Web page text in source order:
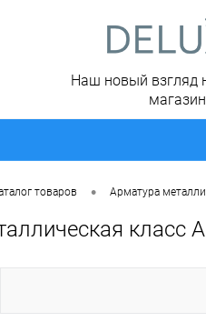
Наш новый взгляд
товаров • Арматура
класс